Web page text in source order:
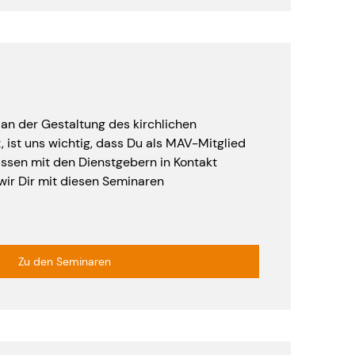
der Gestaltung des kirchlichen
uns wichtig, dass Du als MAV-Mitglied
mit den Dienstgebern in Kontakt
Dir mit diesen Seminaren
Zu den Seminaren